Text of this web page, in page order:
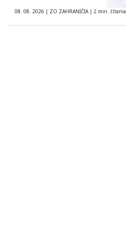
08. 08. 2026 | ZO ZAHRANIČIA | 2 min. čítania